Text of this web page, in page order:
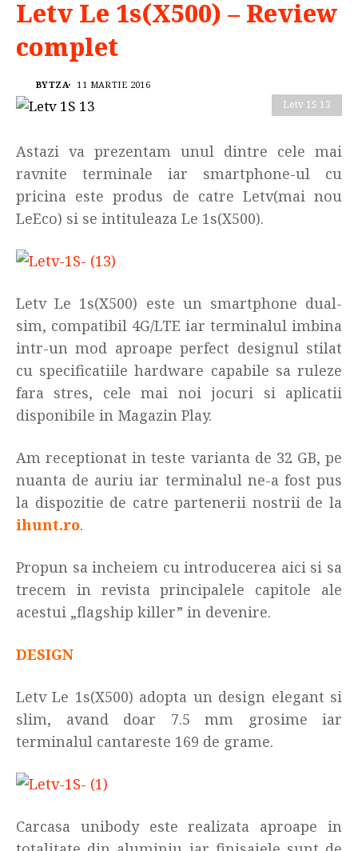
Letv Le 1s(X500) – Review
complet
BYTZA 11 MARTIE 2016
Letv 1S 13
Astazi va prezentam unul dintre cele mai
ravnite terminale iar smartphone-ul cu
pricina este produs de catre Letv(mai nou
LeEco) si se intituleaza Le 1s(X500).
Letv Le 1s(X500) este un smartphone dual-
sim, compatibil 4G/LTE iar terminalul imbina
intr-un mod aproape perfect designul stilat
cu specificatiile hardware capabile sa ruleze
fara stres, cele mai noi jocuri si aplicatii
disponibile in Magazin Play.
Am receptionat in teste varianta de 32 GB, pe
nuanta de auriu iar terminalul ne-a fost pus
la dispozitie de catre partenerii nostrii de la
ihunt.ro.
Propun sa incheiem cu introducerea aici si sa
trecem in revista principalele capitole ale
acestui „flagship killer” in devenire.
DESIGN
Letv Le 1s(X500) adopta un design elegant si
slim, avand doar 7.5 mm grosime iar
terminalul cantareste 169 de grame.
Carcasa unibody este realizata aproape in